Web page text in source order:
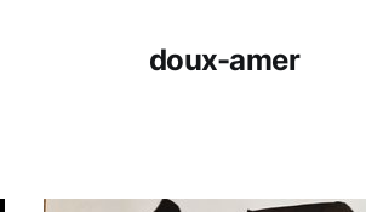
doux-amer